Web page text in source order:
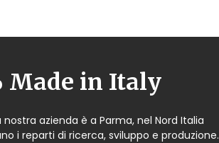
Made in Italy
nostra azienda è a Parma, nel Nord Italia
i reparti di ricerca, sviluppo e produzione.